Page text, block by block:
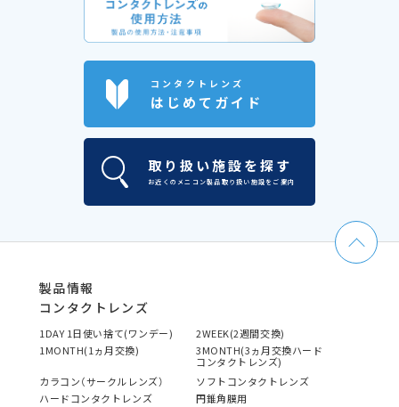
コンタクトレンズ
はじめてガイド
取り扱い施設を探す
お近くのメニコン製品取り扱い施設をご案内
製品情報
コンタクトレンズ
1DAY 1日使い捨て(ワンデー)
2WEEK(2週間交換)
1MONTH(1ヵ月交換)
3MONTH(3ヵ月交換ハード
コンタクトレンズ)
カラコン（サークルレンズ）
ソフトコンタクトレンズ
ハードコンタクトレンズ
円錐角膜用